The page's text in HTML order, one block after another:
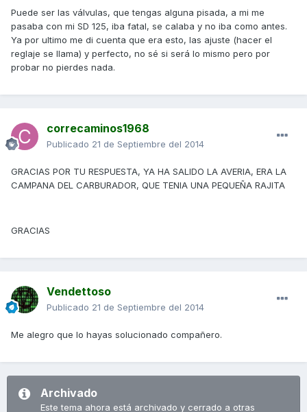
Puede ser las válvulas, que tengas alguna pisada, a mi me
pasaba con mi SD 125, iba fatal, se calaba y no iba como antes.
Ya por ultimo me di cuenta que era esto, las ajuste (hacer el
reglaje se llama) y perfecto, no sé si será lo mismo pero por
probar no pierdes nada.
correcaminos1968
Publicado 21 de Septiembre del 2014
GRACIAS POR TU RESPUESTA, YA HA SALIDO LA AVERIA, ERA LA
CAMPANA DEL CARBURADOR, QUE TENIA UNA PEQUEÑA RAJITA
GRACIAS
Vendettoso
Publicado 21 de Septiembre del 2014
Me alegro que lo hayas solucionado compañero.
Archivado
Este tema ahora está archivado y cerrado a otras